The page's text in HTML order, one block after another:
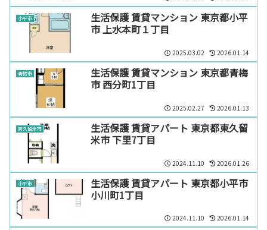
小平市
生活保護 賃貸マンション 東京都小平
市 上水本町１丁目
2025.03.02 2026.01.14
青梅市
生活保護 賃貸マンション 東京都青梅
市 西分町1丁目
2025.02.27 2026.01.13
東久留米市
生活保護 賃貸アパート 東京都東久留
米市 下里7丁目
2024.11.10 2026.01.26
小平市
生活保護 賃貸アパート 東京都小平市
小川町1丁目
2024.11.10 2026.01.14